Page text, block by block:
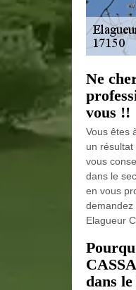
Ne
vous !!
Vous êtes
un
vous
dans le
en vous
demandez
Elagueur
dans